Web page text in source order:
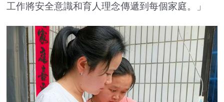
工作將安全意識和育人理念傳遞到每個家庭。」